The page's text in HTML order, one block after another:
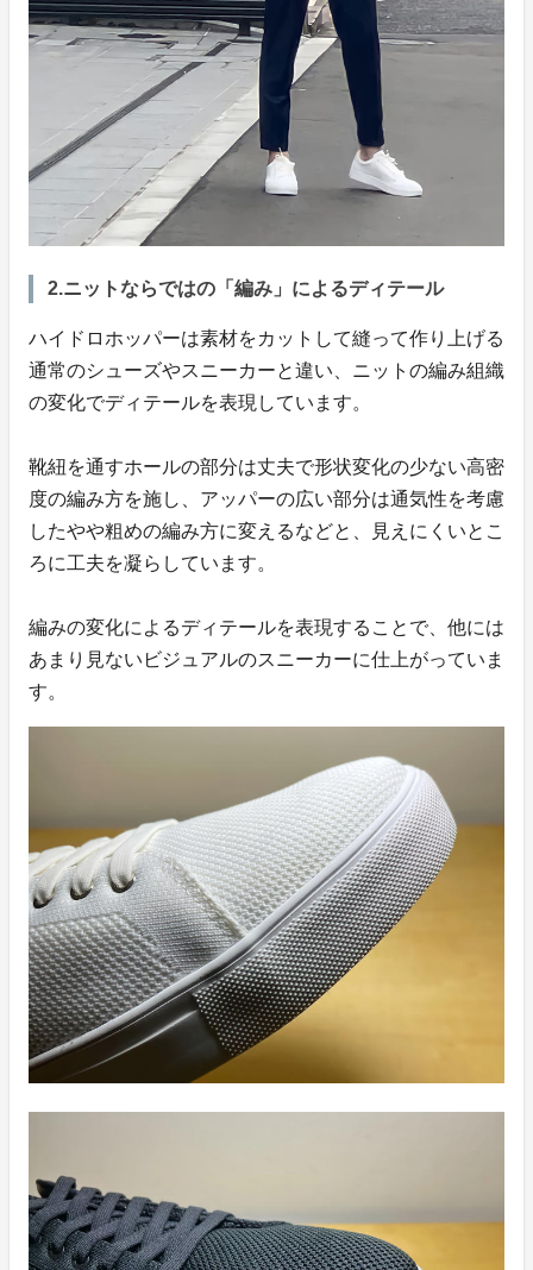
2.ニットならではの「編み」によるディテール
ハイドロホッパーは素材をカットして縫って作り上げる
通常のシューズやスニーカーと違い、ニットの編み組織
の変化でディテールを表現しています。
靴紐を通すホールの部分は丈夫で形状変化の少ない高密
度の編み方を施し、アッパーの広い部分は通気性を考慮
したやや粗めの編み方に変えるなどと、見えにくいとこ
ろに工夫を凝らしています。
編みの変化によるディテールを表現することで、他には
あまり見ないビジュアルのスニーカーに仕上がっていま
す。